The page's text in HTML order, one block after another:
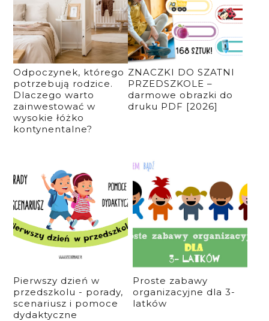
Odpoczynek, którego
potrzebują rodzice.
Dlaczego warto
zainwestować w
wysokie łóżko
kontynentalne?
ZNACZKI DO SZATNI
PRZEDSZKOLE –
darmowe obrazki do
druku PDF [2026]
Pierwszy dzień w
przedszkolu - porady,
scenariusz i pomoce
dydaktyczne
Proste zabawy
organizacyjne dla 3-
latków